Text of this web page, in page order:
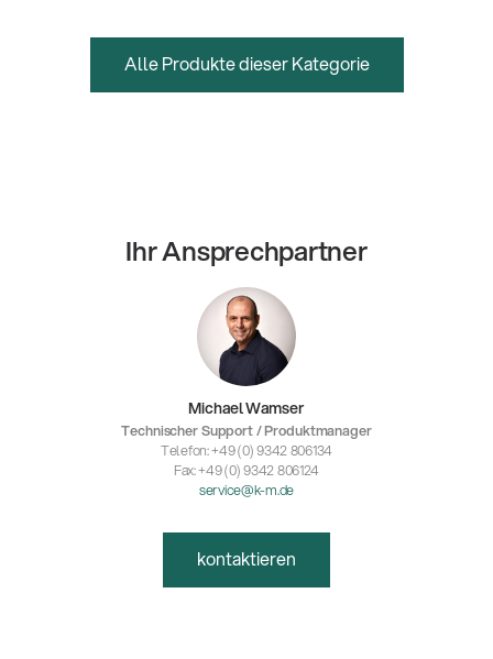
Alle Produkte dieser Kategorie
Ihr Ansprechpartner
Michael Wamser
Technischer Support / Produktmanager
Telefon: +49 (0) 9342 806134
Fax: +49 (0) 9342 806124
service@k-m.de
kontaktieren